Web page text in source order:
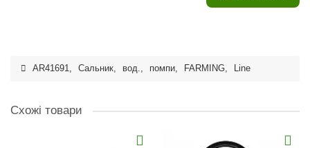
AR41691, Сальник, вод., помпи, FARMING, Line
Схожі товари